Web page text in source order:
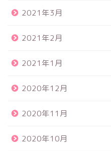
2021年3月
2021年2月
2021年1月
2020年12月
2020年11月
2020年10月